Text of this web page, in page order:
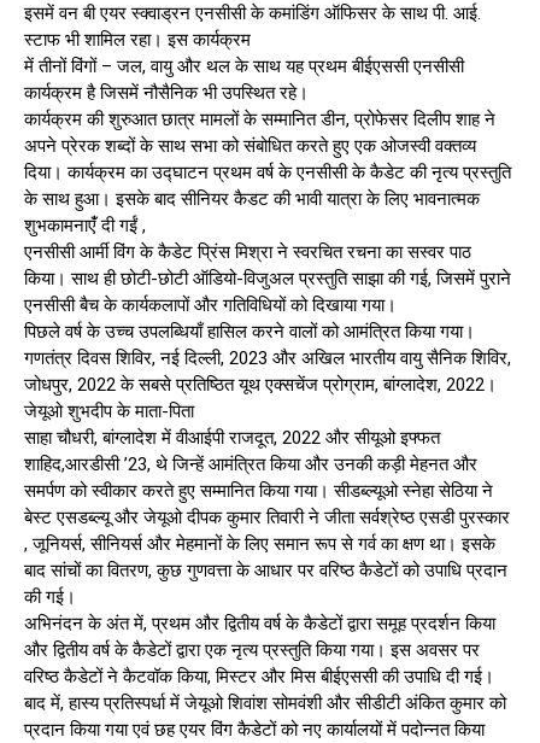
इसमें वन बी एयर स्क्वाड्रन एनसीसी के कमांडिंग ऑफिसर के साथ पी. आई.
स्टाफ भी शामिल रहा। इस कार्यक्रम
में तीनों विंगों – जल, वायु और थल के साथ यह प्रथम बीईएससी एनसीसी
कार्यक्रम है जिसमें नौसैनिक भी उपस्थित रहे।
कार्यक्रम की शुरुआत छात्र मामलों के सम्मानित डीन, प्रोफेसर दिलीप शाह ने
अपने प्रेरक शब्दों के साथ सभा को संबोधित करते हुए एक ओजस्वी वक्तव्य
दिया। कार्यक्रम का उद्घाटन प्रथम वर्ष के एनसीसी के कैडेट की नृत्य प्रस्तुति
के साथ हुआ। इसके बाद सीनियर कैडट की भावी यात्रा के लिए भावनात्मक
शुभकामनाएंँ दी गईं ,
एनसीसी आर्मी विंग के कैडेट प्रिंस मिश्रा ने स्वरचित रचना का सस्वर पाठ
किया। साथ ही छोटी-छोटी ऑडियो-विजुअल प्रस्तुति साझा की गई, जिसमें पुराने
एनसीसी बैच के कार्यकलापों और गतिविधियों को दिखाया गया।
पिछले वर्ष के उच्च उपलब्धियाँ हासिल करने वालों को आमंत्रित किया गया।
गणतंत्र दिवस शिविर, नई दिल्ली, 2023 और अखिल भारतीय वायु सैनिक शिविर,
जोधपुर, 2022 के सबसे प्रतिष्ठित यूथ एक्सचेंज प्रोग्राम, बांग्लादेश, 2022।
जेयूओ शुभदीप के माता-पिता
साहा चौधरी, बांग्लादेश में वीआईपी राजदूत, 2022 और सीयूओ इफ्फत
शाहिद,आरडीसी ’23, थे जिन्हें आमंत्रित किया और उनकी कड़ी मेहनत और
समर्पण को स्वीकार करते हुए सम्मानित किया गया। सीडब्ल्यूओ स्नेहा सेठिया ने
बेस्ट एसडब्ल्यू और जेयूओ दीपक कुमार तिवारी ने जीता सर्वश्रेष्ठ एसडी पुरस्कार
, जूनियर्स, सीनियर्स और मेहमानों के लिए समान रूप से गर्व का क्षण था। इसके
बाद सांचों का वितरण, कुछ गुणवत्ता के आधार पर वरिष्ठ कैडेटों को उपाधि प्रदान
की गई।
अभिनंदन के अंत में, प्रथम और द्वितीय वर्ष के कैडेटों द्वारा समूह प्रदर्शन किया
और द्वितीय वर्ष के कैडेटों द्वारा एक नृत्य प्रस्तुति किया गया। इस अवसर पर
वरिष्ठ कैडेटों ने कैटवॉक किया, मिस्टर और मिस बीईएससी की उपाधि दी गई।
बाद में, हास्य प्रतिस्पर्धा में जेयूओ शिवांश सोमवंशी और सीडीटी अंकित कुमार को
प्रदान किया गया एवं छह एयर विंग कैडेटों को नए कार्यालयों में पदोन्नत किया